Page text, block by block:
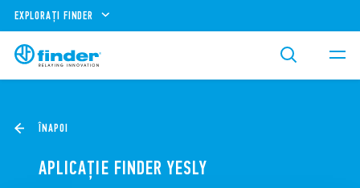
EXPLORAȚI FINDER
ÎNAPOI
APLICAȚIE FINDER YESLY